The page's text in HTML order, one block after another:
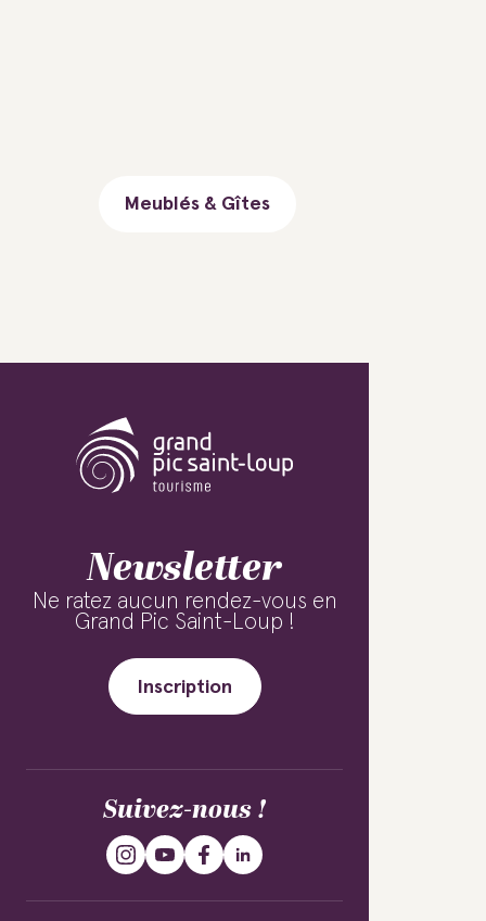
Meublés & Gîtes
Newsletter
Ne ratez aucun rendez-vous en
Grand Pic Saint-Loup !
Inscription
Suivez-nous !